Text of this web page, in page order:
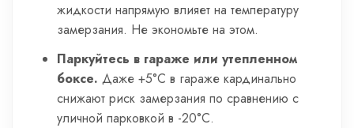
жидкости напрямую влияет на температуру
замерзания. Не экономьте на этом.
Паркуйтесь в гараже или утепленном
боксе. Даже +5°C в гараже кардинально
снижают риск замерзания по сравнению с
уличной парковкой в -20°C.